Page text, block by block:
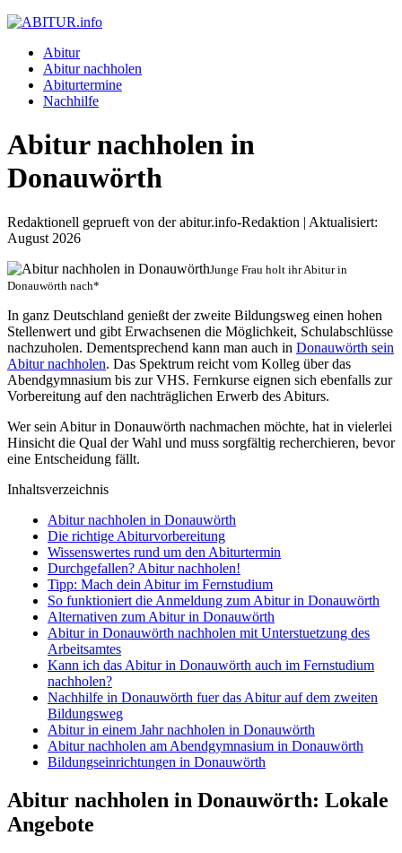
Abitur
Abitur nachholen
Abiturtermine
Nachhilfe
Abitur nachholen in
Donauwörth
Redaktionell geprueft von der abitur.info-Redaktion | Aktualisiert:
August 2026
Junge Frau holt ihr Abitur in
Donauwörth nach*
In ganz Deutschland genießt der zweite Bildungsweg einen hohen
Stellenwert und gibt Erwachsenen die Möglichkeit, Schulabschlüsse
nachzuholen. Dementsprechend kann man auch in Donauwörth sein
Abitur nachholen. Das Spektrum reicht vom Kolleg über das
Abendgymnasium bis zur VHS. Fernkurse eignen sich ebenfalls zur
Vorbereitung auf den nachträglichen Erwerb des Abiturs.
Wer sein Abitur in Donauwörth nachmachen möchte, hat in vielerlei
Hinsicht die Qual der Wahl und muss sorgfältig recherchieren, bevor
eine Entscheidung fällt.
Inhaltsverzeichnis
Abitur nachholen in Donauwörth
Die richtige Abiturvorbereitung
Wissenswertes rund um den Abiturtermin
Durchgefallen? Abitur nachholen!
Tipp: Mach dein Abitur im Fernstudium
So funktioniert die Anmeldung zum Abitur in Donauwörth
Alternativen zum Abitur in Donauwörth
Abitur in Donauwörth nachholen mit Unterstuetzung des
Arbeitsamtes
Kann ich das Abitur in Donauwörth auch im Fernstudium
nachholen?
Nachhilfe in Donauwörth fuer das Abitur auf dem zweiten
Bildungsweg
Abitur in einem Jahr nachholen in Donauwörth
Abitur nachholen am Abendgymnasium in Donauwörth
Bildungseinrichtungen in Donauwörth
Abitur nachholen in Donauwörth: Lokale
Angebote